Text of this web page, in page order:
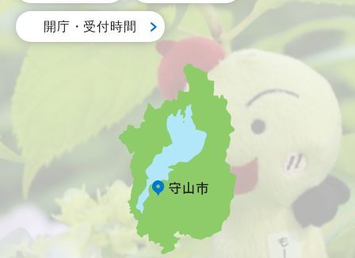
開庁・受付時間